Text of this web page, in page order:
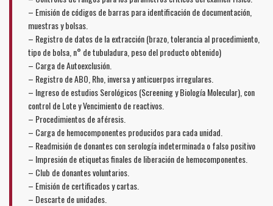
– Emisión de códigos de barras para identificación de documentación,
muestras y bolsas.
– Registro de datos de la extracción (brazo, tolerancia al procedimiento,
tipo de bolsa, n° de tubuladura, peso del producto obtenido)
– Carga de Autoexclusión.
– Registro de ABO, Rho, inversa y anticuerpos irregulares.
– Ingreso de estudios Serológicos (Screening y Biología Molecular), con
control de Lote y Vencimiento de reactivos.
– Procedimientos de aféresis.
– Carga de hemocomponentes producidos para cada unidad.
– Readmisión de donantes con serología indeterminada o falso positivo
– Impresión de etiquetas finales de liberación de hemocomponentes.
– Club de donantes voluntarios.
– Emisión de certificados y cartas.
– Descarte de unidades.